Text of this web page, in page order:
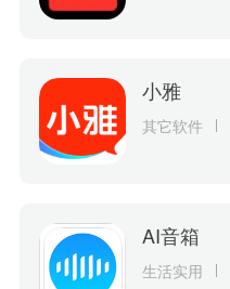
小雅
其它软件
AI音箱
生活实用